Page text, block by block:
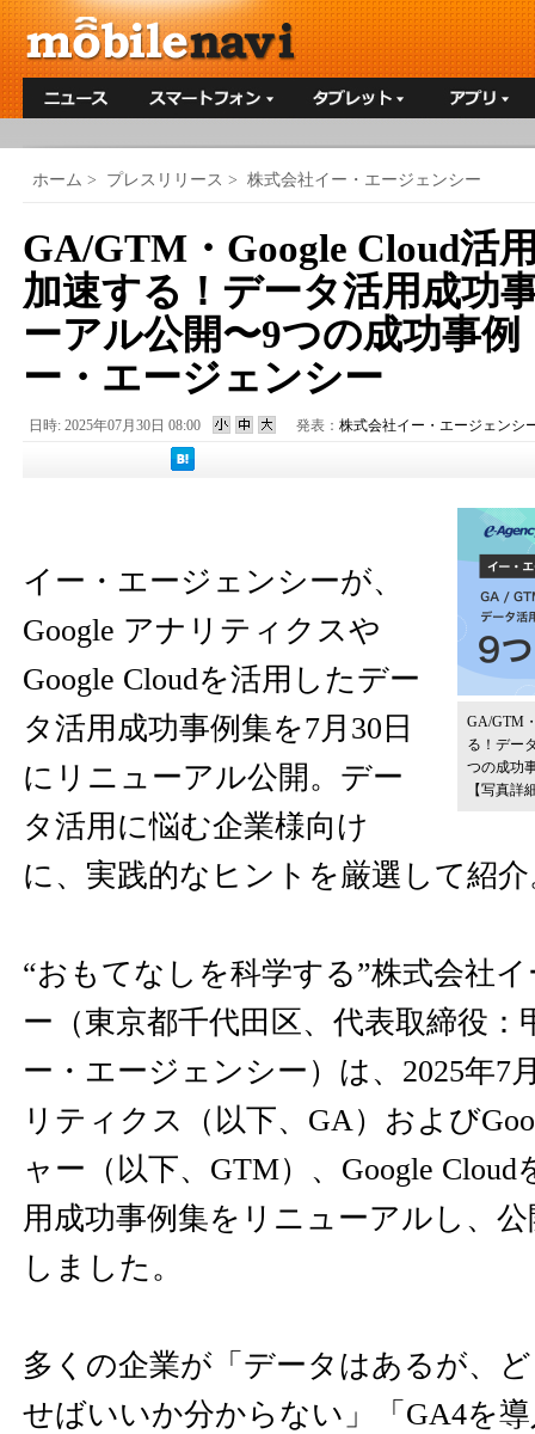
ホーム > プレスリリース > 株式会社イー・エージェンシー
GA/GTM・Google Cloud活
加速する！データ活用成功
ーアル公開〜9つの成功事例
ー・エージェンシー
日時: 2025年07月30日 08:00 発表： 株式会社イー・エージェンシ
GA/GTM
る！デー
つの成功
【写真詳
イー・エージェンシーが、
Google アナリティクスや
Google Cloudを活用したデー
タ活用成功事例集を7月30日
にリニューアル公開。デー
タ活用に悩む企業様向け
に、実践的なヒントを厳選して紹
“おもてなしを科学する”株式会社
ー（東京都千代田区、代表取締役：
ー・エージェンシー）は、2025年7
リティクス（以下、GA）および
ャー（以下、GTM）、Google
用成功事例集をリニューアルし、
しました。
多くの企業が「データはあるが、
せばいいか分からない」「GA4を